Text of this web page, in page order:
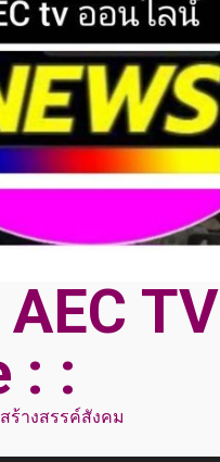
TV
: :
ร้างสรรค์สังคม